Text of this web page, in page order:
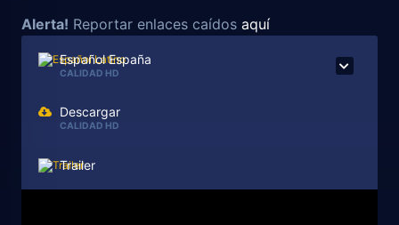
Alerta! Reportar enlaces caídos aquí
Español España
CALIDAD HD
Descargar
CALIDAD HD
Trailer